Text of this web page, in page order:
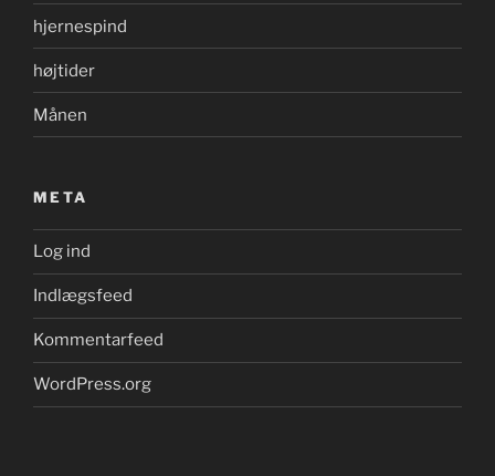
hjernespind
højtider
Månen
META
Log ind
Indlægsfeed
Kommentarfeed
WordPress.org